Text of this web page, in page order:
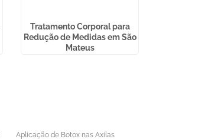
Tratamento Corporal para
Redução de Medidas em São
Mateus
Aplicação de Botox nas Axilas